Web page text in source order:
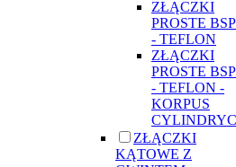
ZŁĄCZKI
PROSTE
- TEFLON
ZŁĄCZKI
PROSTE
- TEFLON -
KORPUS
ZŁĄCZKI
KĄTOWE Z